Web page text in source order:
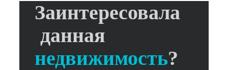
Заинтересовала
данная
недвижимость?